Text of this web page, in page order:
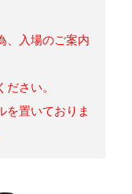
、入場のご案内
さい。
を置いておりま